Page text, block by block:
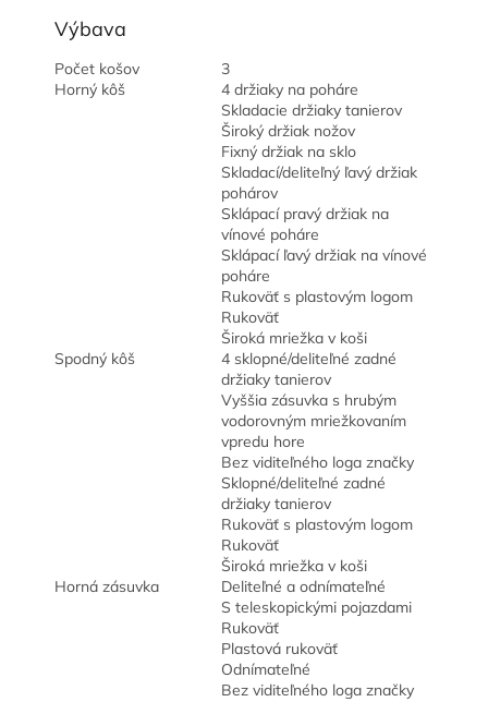
Výbava
Počet košov
3
Horný kôš
4 držiaky na poháre
Skladacie držiaky tanierov
Široký držiak nožov
Fixný držiak na sklo
Skladací/deliteľný ľavý držiak
pohárov
Sklápací pravý držiak na
vínové poháre
Sklápací ľavý držiak na vínové
poháre
Rukoväť s plastovým logom
Rukoväť
Široká mriežka v koši
Spodný kôš
4 sklopné/deliteľné zadné
držiaky tanierov
Vyššia zásuvka s hrubým
vodorovným mriežkovaním
vpredu hore
Bez viditeľného loga značky
Sklopné/deliteľné zadné
držiaky tanierov
Rukoväť s plastovým logom
Rukoväť
Široká mriežka v koši
Horná zásuvka
Deliteľné a odnímateľné
S teleskopickými pojazdami
Rukoväť
Plastová rukoväť
Odnímateľné
Bez viditeľného loga značky